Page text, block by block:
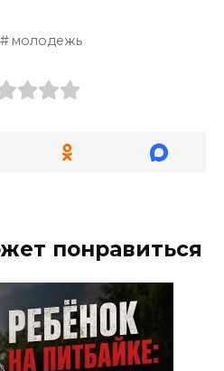
молодежь
понравиться